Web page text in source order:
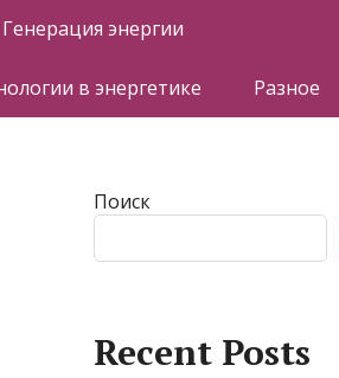
Генерация энергии
в энергетике Разное
Поиск
Recent Posts